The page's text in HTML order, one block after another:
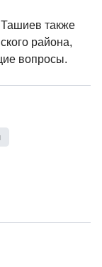
также
района,
вопросы.